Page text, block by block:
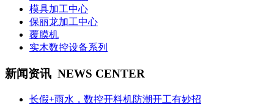
模具加工中心
保丽龙加工中心
覆膜机
实木数控设备系列
新闻资讯 NEWS CENTER
长假+雨水，数控开料机防潮开工有妙招